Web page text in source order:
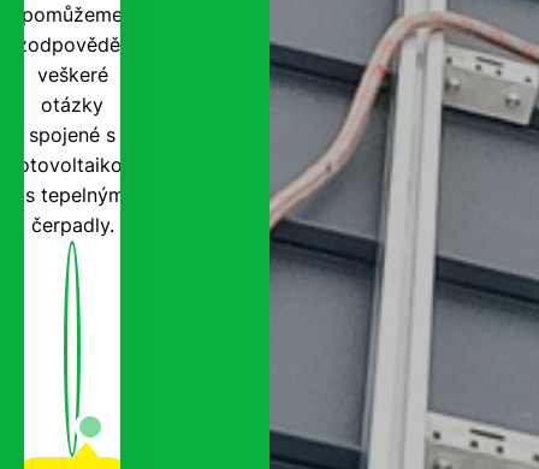
pomůžeme
zodpovědět
veškeré
otázky
spojené s
fotovoltaikou
i s tepelnými
čerpadly.